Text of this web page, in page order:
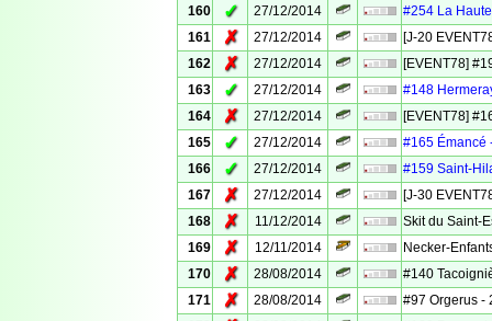
160
✓ 27/12/2014
#254 La
161
✗ 27/12/2014
[J-20
162
✗ 27/12/2014
[EVENT78]
163
✓ 27/12/2014
#148
164
✗ 27/12/2014
[EVENT78]
165
✓ 27/12/2014
#165 Émancé
166
✓ 27/12/2014
#159 Saint-
167
✗ 27/12/2014
[J-30
168
✗ 11/12/2014
Skit du Saint-
169
✗ 12/11/2014
Necker-
170
✗ 28/08/2014
#140
171
✗ 28/08/2014
#97 Orgerus -